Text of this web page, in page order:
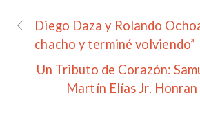
Diego Daza y Rolando
chacho y terminé volviendo”
Un Tributo de Corazón:
Martín Elías Jr. Honran